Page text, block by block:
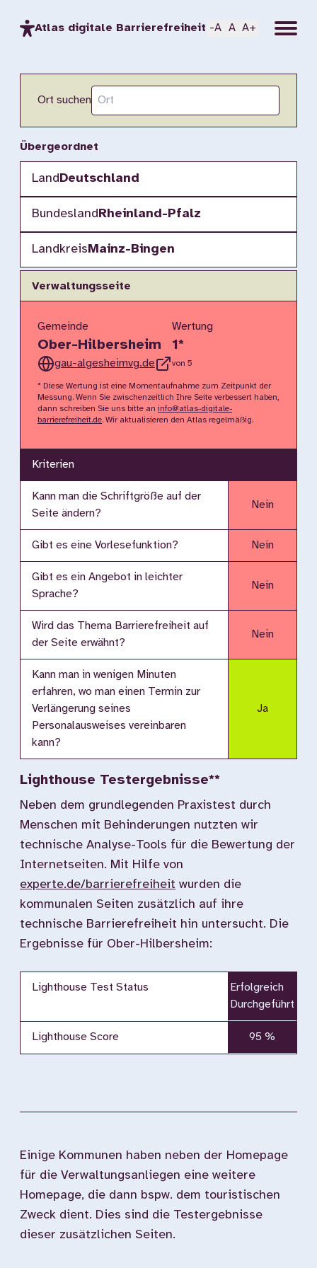
Atlas digitale Barrierefreiheit -A A A+ Menu
Ort suchen
Übergeordnet
LandDeutschland
BundeslandRheinland-Pfalz
LandkreisMainz-Bingen
Verwaltungsseite
Gemeinde
Ober-Hilbersheim
gau-algesheimvg.de
Wertung
1*
von 5
* Diese Wertung ist eine Momentaufnahme zum Zeitpunkt der
Messung. Wenn Sie zwischenzeitlich Ihre Seite verbessert haben,
dann schreiben Sie uns bitte an info@atlas-digitale-
barrierefreiheit.de. Wir aktualisieren den Atlas regelmäßig.
Kriterien
Kann man die Schriftgröße auf der
Seite ändern?
Nein
Gibt es eine Vorlesefunktion? Nein
Gibt es ein Angebot in leichter
Sprache?
Nein
Wird das Thema Barrierefreiheit auf
der Seite erwähnt?
Nein
Kann man in wenigen Minuten
erfahren, wo man einen Termin zur
Verlängerung seines
Personalausweises vereinbaren
kann?
Ja
Lighthouse Testergebnisse**
Neben dem grundlegenden Praxistest durch
Menschen mit Behinderungen nutzten wir
technische Analyse-Tools für die Bewertung der
Internetseiten. Mit Hilfe von
experte.de/barrierefreiheit wurden die
kommunalen Seiten zusätzlich auf ihre
technische Barrierefreiheit hin untersucht. Die
Ergebnisse für Ober-Hilbersheim:
Lighthouse Test Status
Erfolgreich
Durchgeführt
Lighthouse Score 95 %
Einige Kommunen haben neben der Homepage
für die Verwaltungsanliegen eine weitere
Homepage, die dann bspw. dem touristischen
Zweck dient. Dies sind die Testergebnisse
dieser zusätzlichen Seiten.